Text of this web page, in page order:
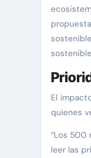
El
quienes
“Los 500
leer las